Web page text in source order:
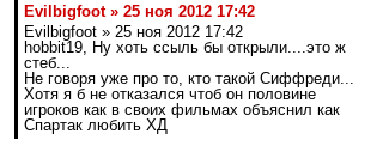
Evilbigfoot » 25 ноя 2012 17:42
Evilbigfoot » 25 ноя 2012 17:42
hobbit19, Ну хоть ссыль бы открыли....это ж
стеб...
Не говоря уже про то, кто такой Сиффреди...
Хотя я б не отказался чтоб он половине
игроков как в своих фильмах объяснил как
Спартак любить ХД